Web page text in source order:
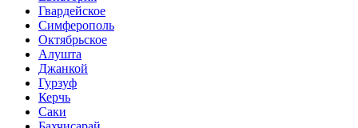
Гвардейское
Симферополь
Октябрьское
Алушта
Джанкой
Гурзуф
Керчь
Саки